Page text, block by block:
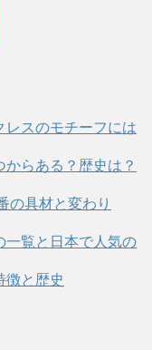
レスのモチーフには
らある？歴史は？
の具材と変わり
一覧と日本で人気の
と歴史